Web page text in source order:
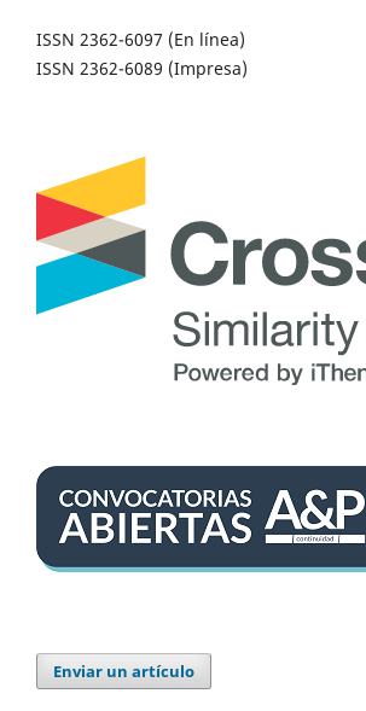
ISSN 2362-6097 (En línea)
ISSN 2362-6089 (Impresa)
Enviar un artículo